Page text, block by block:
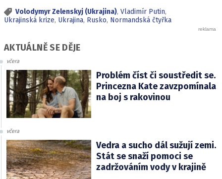
Volodymyr Zelenskyj (Ukrajina), Vladimír Putin,
Ukrajinská krize, Ukrajina, Rusko, Normandská čtyřka
AKTUÁLNĚ SE DĚJE
včera
Problém číst či soustředit se.
Princezna Kate zavzpomínala
na boj s rakovinou
včera
Vedra a sucho dál sužují zemi.
Stát se snaží pomoci se
zadržováním vody v krajině